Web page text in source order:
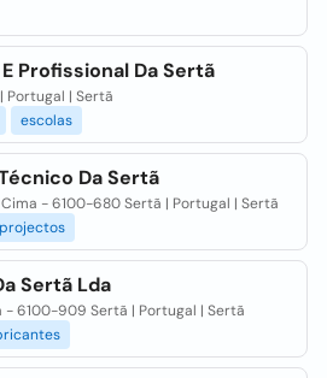
Profissional Da Sertã
Portugal | Sertã
escolas
Da Sertã
Cima - 6100-680 Sertã | Portugal | Sertã
projectos
Sertã Lda
6100-909 Sertã | Portugal | Sertã